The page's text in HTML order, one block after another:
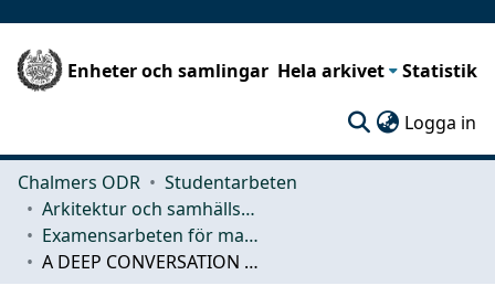
Enheter och samlingar Hela arkivet Statistik
Logga in
Chalmers ODR
Studentarbeten
Arkitektur och samhällsbyggnadsteknik (ACE)
Examensarbeten för masterexamen
A DEEP CONVERSATION WITH NATURE ELEMENT - Combination of Architecture and Forest Bathing